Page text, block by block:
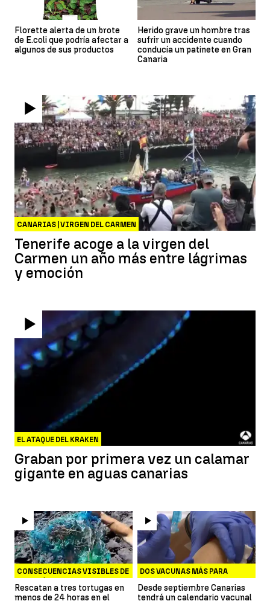
Florette alerta de un brote
de E.coli que podría afectar a
algunos de sus productos
Herido grave un hombre tras
sufrir un accidente cuando
conducía un patinete en Gran
Canaria
CANARIAS | VIRGEN DEL CARMEN
Tenerife acoge a la virgen del
Carmen un año más entre lágrimas
y emoción
EL ATAQUE DEL KRAKEN
Graban por primera vez un calamar
gigante en aguas canarias
CONSECUENCIAS VISIBLES DE
LOS PLÁSTICOS
Rescatan a tres tortugas en
menos de 24 horas en el
DOS VACUNAS MÁS PARA
MENINGITIS
Desde septiembre Canarias
tendrá un calendario vacunal